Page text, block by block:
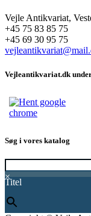
Vejle Antikvariat,
+45 75 83 85 75
+45 69 30 95 75
Vejleantikvariat.dk
Søg i vores katalog
×
Titel